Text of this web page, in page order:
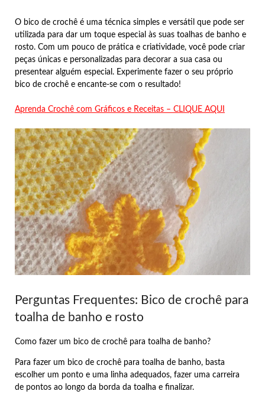
O bico de crochê é uma técnica simples e versátil que pode ser
utilizada para dar um toque especial às suas toalhas de banho e
rosto. Com um pouco de prática e criatividade, você pode criar
peças únicas e personalizadas para decorar a sua casa ou
presentear alguém especial. Experimente fazer o seu próprio
bico de crochê e encante-se com o resultado!
Aprenda Crochê com Gráficos e Receitas – CLIQUE AQUI
Perguntas Frequentes: Bico de crochê para
toalha de banho e rosto
Como fazer um bico de crochê para toalha de banho?
Para fazer um bico de crochê para toalha de banho, basta
escolher um ponto e uma linha adequados, fazer uma carreira
de pontos ao longo da borda da toalha e finalizar.